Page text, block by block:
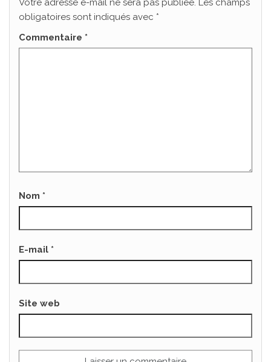
Votre adresse e-mail ne sera pas publiée. Les champs
obligatoires sont indiqués avec *
Commentaire *
Nom *
E-mail *
Site web